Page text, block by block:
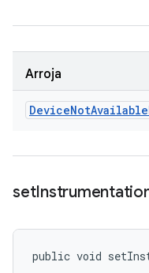
Arroja
DeviceNotAvailable
set
public void